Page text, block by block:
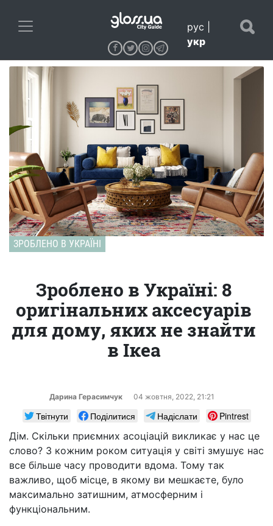
рус
укр
ЗРОБЛЕНО В УКРАЇНІ
Зроблено в Україні: 8
оригінальних аксесуарів
для дому, яких не знайти
в Ікеа
Дарина Герасимчук 04 жовтня, 2022, 21:21
Твітнути Поділитися Надіслати
Pintrest
Дім. Скільки приємних асоціацій викликає у нас це
слово? З кожним роком ситуація у світі змушує нас
все більше часу проводити вдома. Тому так
важливо, щоб місце, в якому ви мешкаєте, було
максимально затишним, атмосферним і
функціональним.